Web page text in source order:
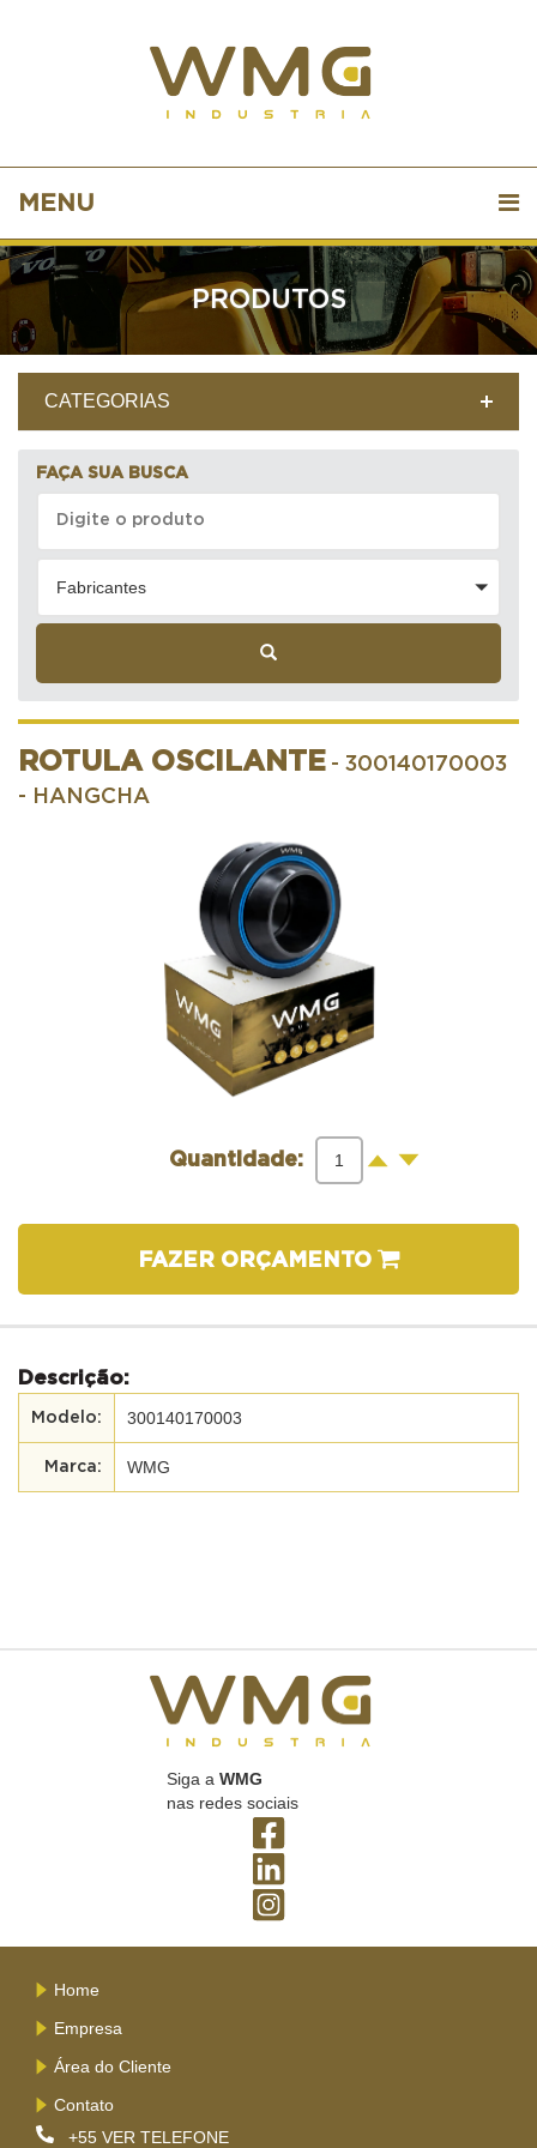
MENU
PRODUTOS
CATEGORIAS
FAÇA SUA BUSCA
Fabricantes
ROTULA OSCILANTE - 300140170003
- HANGCHA
Quantidade: + -
FAZER ORÇAMENTO
Descrição:
300140170003
WMG
Siga a WMG
nas redes sociais
Home
Empresa
Área do Cliente
Contato
+55 VER TELEFONE